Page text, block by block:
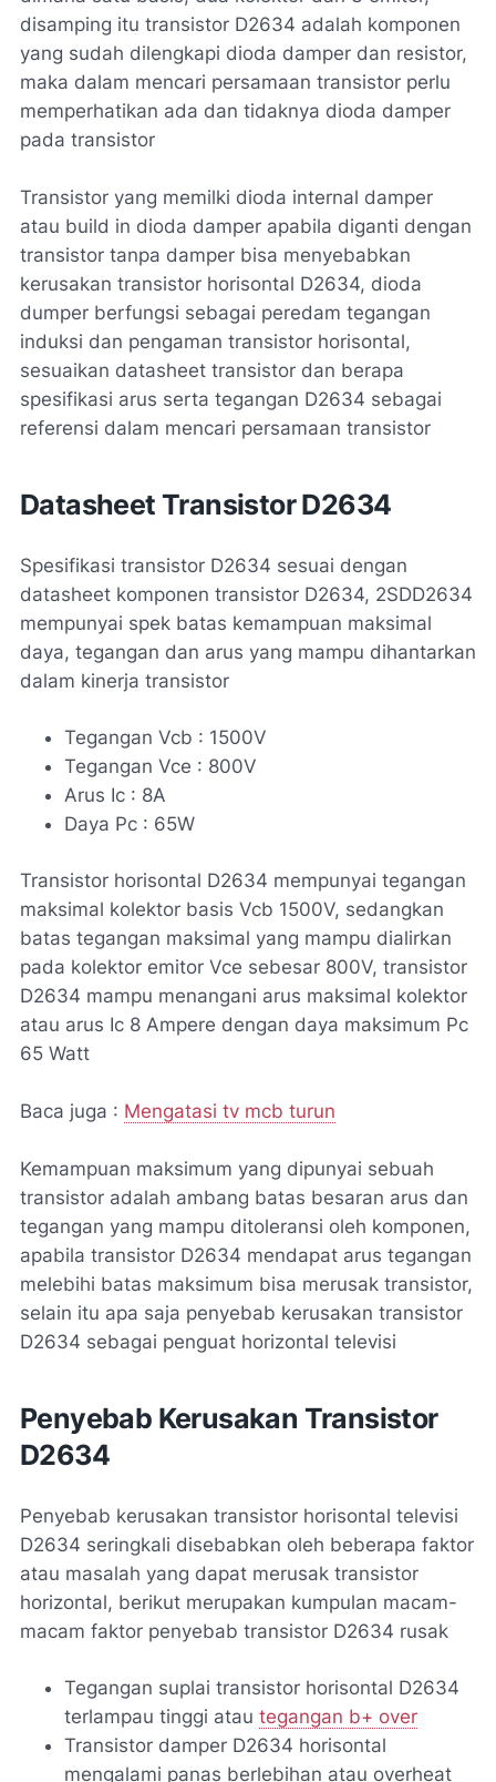
disamping itu transistor D2634 adalah komponen
yang sudah dilengkapi dioda damper dan resistor,
maka dalam mencari persamaan transistor perlu
memperhatikan ada dan tidaknya dioda damper
pada transistor
Transistor yang memilki dioda internal damper
atau build in dioda damper apabila diganti dengan
transistor tanpa damper bisa menyebabkan
kerusakan transistor horisontal D2634, dioda
dumper berfungsi sebagai peredam tegangan
induksi dan pengaman transistor horisontal,
sesuaikan datasheet transistor dan berapa
spesifikasi arus serta tegangan D2634 sebagai
referensi dalam mencari persamaan transistor
Datasheet Transistor D2634
Spesifikasi transistor D2634 sesuai dengan
datasheet komponen transistor D2634, 2SDD2634
mempunyai spek batas kemampuan maksimal
daya, tegangan dan arus yang mampu dihantarkan
dalam kinerja transistor
Tegangan Vcb : 1500V
Tegangan Vce : 800V
Arus Ic : 8A
Daya Pc : 65W
Transistor horisontal D2634 mempunyai tegangan
maksimal kolektor basis Vcb 1500V, sedangkan
batas tegangan maksimal yang mampu dialirkan
pada kolektor emitor Vce sebesar 800V, transistor
D2634 mampu menangani arus maksimal kolektor
atau arus Ic 8 Ampere dengan daya maksimum Pc
65 Watt
Baca juga : Mengatasi tv mcb turun
Kemampuan maksimum yang dipunyai sebuah
transistor adalah ambang batas besaran arus dan
tegangan yang mampu ditoleransi oleh komponen,
apabila transistor D2634 mendapat arus tegangan
melebihi batas maksimum bisa merusak transistor,
selain itu apa saja penyebab kerusakan transistor
D2634 sebagai penguat horizontal televisi
Penyebab Kerusakan Transistor
D2634
Penyebab kerusakan transistor horisontal televisi
D2634 seringkali disebabkan oleh beberapa faktor
atau masalah yang dapat merusak transistor
horizontal, berikut merupakan kumpulan macam-
macam faktor penyebab transistor D2634 rusak
Tegangan suplai transistor horisontal D2634
terlampau tinggi atau tegangan b+ over
Transistor damper D2634 horisontal
mengalami panas berlebihan atau overheat